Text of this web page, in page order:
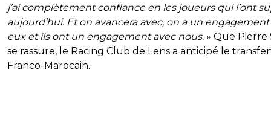
j’ai complètement confiance en les joueurs qui l’ont
aujourd’hui. Et on avancera avec, on a un
eux et ils ont un engagement avec nous. » Que Pierre
se rassure, le Racing Club de Lens a anticipé le
Franco-Marocain.